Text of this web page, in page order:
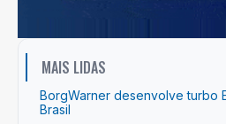
MAIS LIDAS
BorgWarner desenvolve turbo
Brasil